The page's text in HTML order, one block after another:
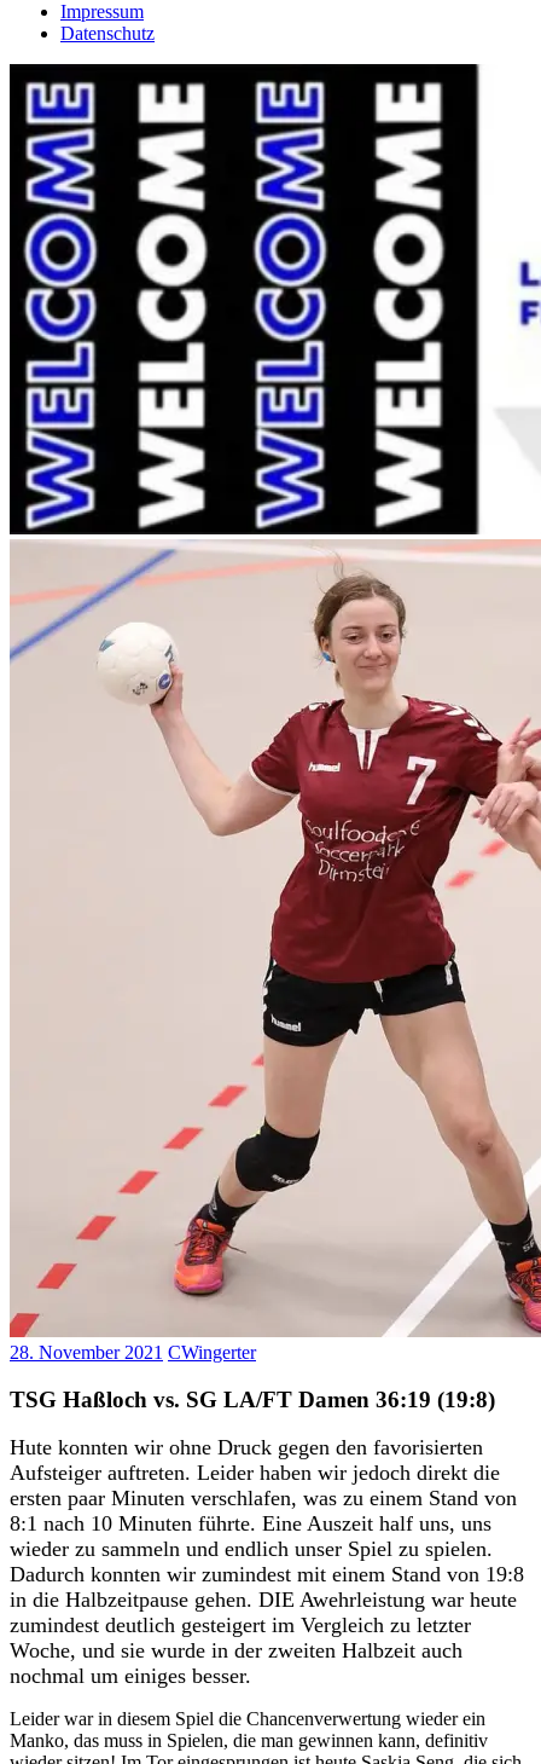
Impressum
Datenschutz
28. November 2021 CWingerter
TSG Haßloch vs. SG LA/FT Damen 36:19 (19:8)
Hute konnten wir ohne Druck gegen den favorisierten
Aufsteiger auftreten. Leider haben wir jedoch direkt die
ersten paar Minuten verschlafen, was zu einem Stand von
8:1 nach 10 Minuten führte. Eine Auszeit half uns, uns
wieder zu sammeln und endlich unser Spiel zu spielen.
Dadurch konnten wir zumindest mit einem Stand von 19:8
in die Halbzeitpause gehen. DIE Awehrleistung war heute
zumindest deutlich gesteigert im Vergleich zu letzter
Woche, und sie wurde in der zweiten Halbzeit auch
nochmal um einiges besser.
Leider war in diesem Spiel die Chancenverwertung wieder ein
Manko, das muss in Spielen, die man gewinnen kann, definitiv